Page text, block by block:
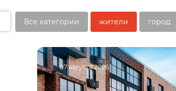
сообщество
культура
аэропорт
Все категории жители город
07 августа 2026
8 910 180 20 19
servis@uk-
Влажность
? PM2.5
? PM10